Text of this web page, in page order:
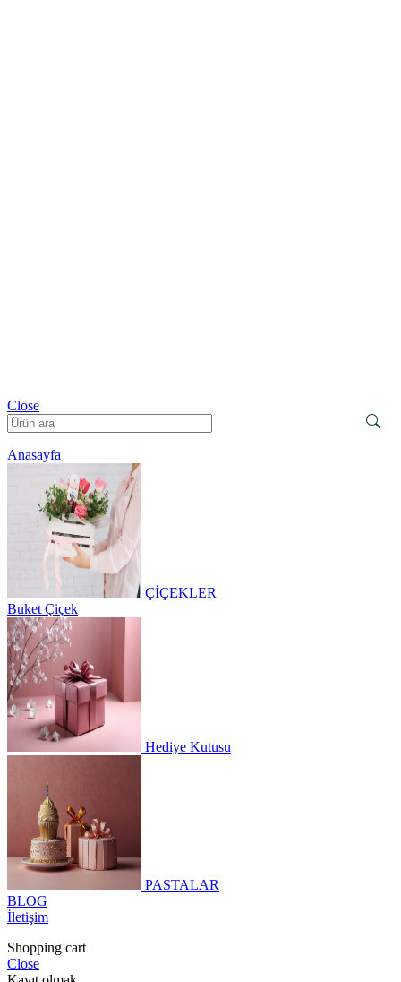
Close
Anasayfa
ÇİÇEKLER
Buket Çiçek
Hediye Kutusu
PASTALAR
BLOG
İletişim
Shopping cart
Close